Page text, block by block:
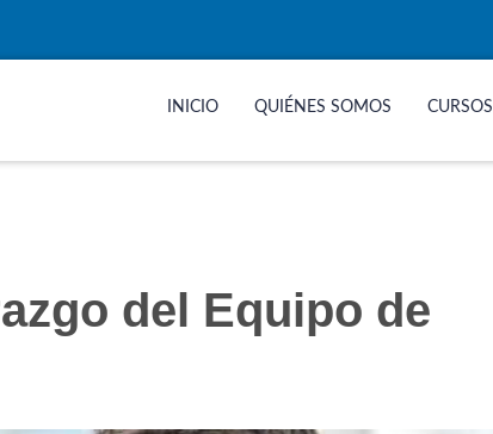
INICIO QUIÉNES SOMOS CURSOS
del Equipo de